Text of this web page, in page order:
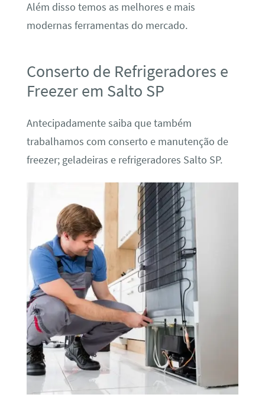
Além disso temos as melhores e mais
modernas ferramentas do mercado.
Conserto de Refrigeradores e
Freezer em Salto SP
Antecipadamente saiba que também
trabalhamos com conserto e manutenção de
freezer; geladeiras e refrigeradores Salto SP.